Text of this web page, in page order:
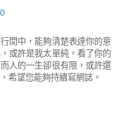
間中，能夠清楚表達你的意
或許是我太單純，看了你的
人的一生卻很有限，或許還
希望您能夠持續寫網誌。